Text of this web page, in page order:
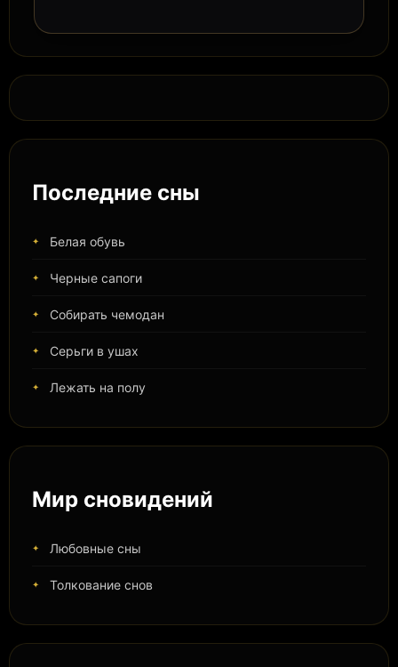
Последние сны
Белая обувь
Черные сапоги
Собирать чемодан
Серьги в ушах
Лежать на полу
Мир сновидений
Любовные сны
Толкование снов